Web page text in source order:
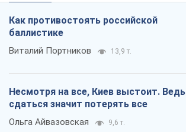
Как противостоять российской
баллистике
Виталий Портников 13,9 т.
Несмотря на все, Киев выстоит. Ведь
сдаться значит потерять все
Ольга Айвазовская 9,6 т.